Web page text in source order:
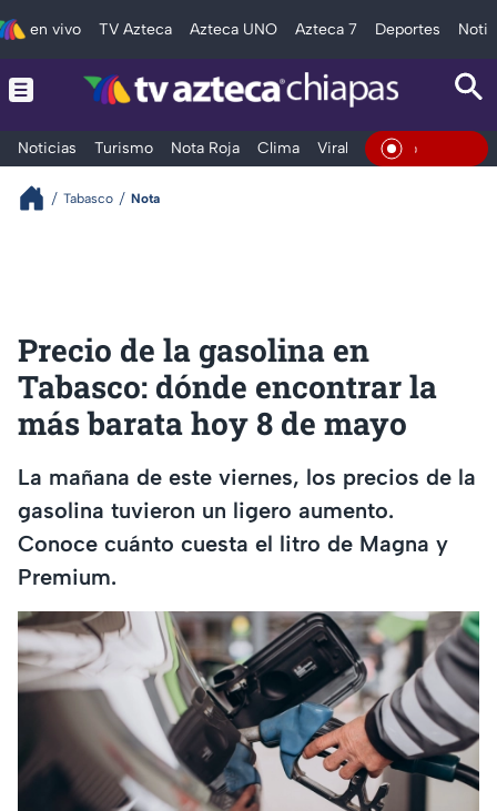
en vivo TV Azteca Azteca UNO Azteca 7 Deportes
Noticias Turismo Nota Roja Clima Viral y Tendencia En Vivo
Tabasco Nota
Precio de la gasolina en
Tabasco: dónde encontrar la
más barata hoy 8 de mayo
La mañana de este viernes, los precios de la
gasolina tuvieron un ligero aumento.
Conoce cuánto cuesta el litro de Magna y
Premium.